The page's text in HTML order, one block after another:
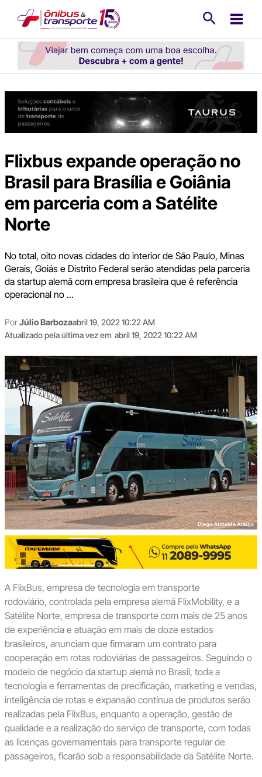
conteúdo
Flixbus expande operação no
Brasil para Brasília e Goiânia
em parceria com a Satélite
Norte
No total, oito novas cidades do interior de São Paulo, Minas
Gerais, Goiás e Distrito Federal serão atendidas pela parceria
da startup alemã com empresa brasileira que é referência
operacional no ...
PorJúlio Barbozaabril 19, 2022 10:22 AM
Atualizado pela última vez em abril 19, 2022 10:22 AM
A FlixBus, empresa de tecnologia em transporte
rodoviário, controlada pela empresa alemã FlixMobility, e a
Satélite Norte, empresa de transporte com mais de 25 anos
de experiência e atuação em mais de doze estados
brasileiros, anunciam que firmaram um contrato para
cooperação em rotas rodoviárias de passageiros. Seguindo o
modelo de negócio da startup alemã no Brasil, toda a
tecnologia e ferramentas de precificação, marketing e vendas,
inteligência de rotas e expansão contínua de produtos serão
realizadas pela FlixBus, enquanto a operação, gestão de
qualidade e a realização do serviço de transporte, com todas
as licenças governamentais para transporte regular de
passageiros, ficarão sob a responsabilidade da Satélite Norte.